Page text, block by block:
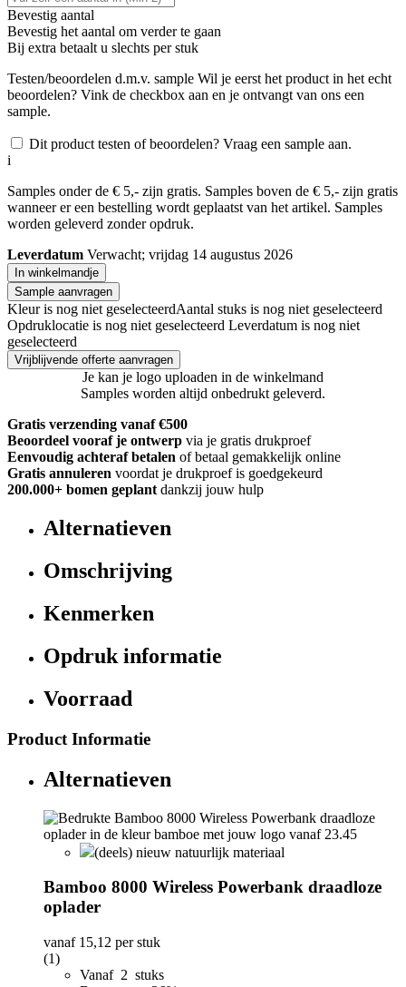
Bevestig aantal
Bevestig het aantal om verder te gaan
Bij extra betaalt u slechts per stuk
Testen/beoordelen d.m.v. sample Wil je eerst het product in het echt
beoordelen? Vink de checkbox aan en je ontvangt van ons een
sample.
Dit product testen of beoordelen? Vraag een sample aan.
i
Samples onder de € 5,- zijn gratis. Samples boven de € 5,- zijn gratis
wanneer er een bestelling wordt geplaatst van het artikel. Samples
worden geleverd zonder opdruk.
Leverdatum Verwacht; vrijdag 14 augustus 2026
In winkelmandje
Sample aanvragen
Kleur is nog niet geselecteerdAantal stuks is nog niet geselecteerd
Opdruklocatie is nog niet geselecteerd Leverdatum is nog niet
geselecteerd
Vrijblijvende offerte aanvragen
Je kan je logo uploaden in de winkelmand
Samples worden altijd onbedrukt geleverd.
Gratis verzending vanaf €500
Beoordeel vooraf je ontwerp via je gratis drukproef
Eenvoudig achteraf betalen of betaal gemakkelijk online
Gratis annuleren voordat je drukproef is goedgekeurd
200.000+ bomen geplant dankzij jouw hulp
Alternatieven
Omschrijving
Kenmerken
Opdruk informatie
Voorraad
Product Informatie
Alternatieven
(deels) nieuw natuurlijk materiaal
Bamboo 8000 Wireless Powerbank draadloze
oplader
vanaf 15,12 per stuk
(1)
Vanaf 2 stuks